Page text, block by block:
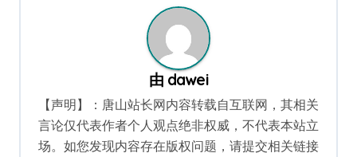
由 dawei
【声明】：唐山站长网内容转载自互联网，其相关
言论仅代表作者个人观点绝非权威，不代表本站立
场。如您发现内容存在版权问题，请提交相关链接